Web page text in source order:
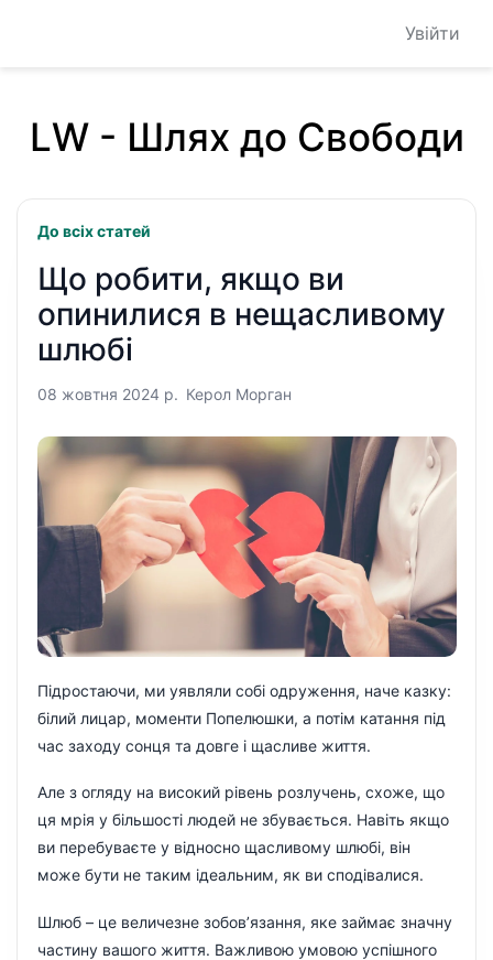
Увійти
LW - Шлях до Свободи
До всіх статей
Що робити, якщо ви
опинилися в нещасливому
шлюбі
08 жовтня 2024 р. Керол Морган
Підростаючи, ми уявляли собі одруження, наче казку:
білий лицар, моменти Попелюшки, а потім катання під
час заходу сонця та довге і щасливе життя.
Але з огляду на високий рівень розлучень, схоже, що
ця мрія у більшості людей не збувається. Навіть якщо
ви перебуваєте у відносно щасливому шлюбі, він
може бути не таким ідеальним, як ви сподівалися.
Шлюб – це величезне зобов’язання, яке займає значну
частину вашого життя. Важливою умовою успішного